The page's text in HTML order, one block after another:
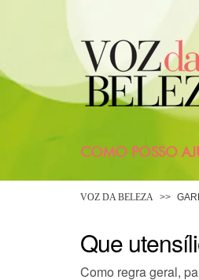
COMO POSSO
VOZ DA BELEZA
Que
Como regra geral,